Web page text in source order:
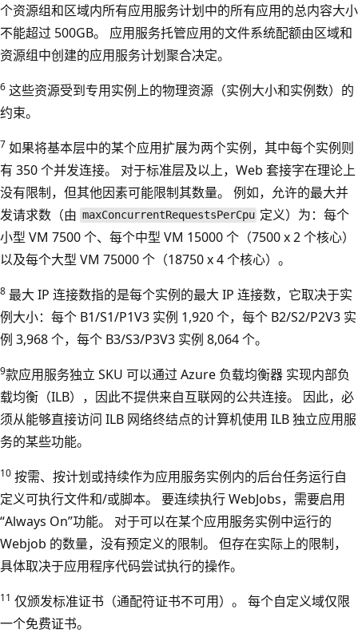
个资源组和区域内所有应用服务计划中的所有应用的总内容大小
不能超过 500GB。 应用服务托管应用的文件系统配额由区域和
资源组中创建的应用服务计划聚合决定。
6 这些资源受到专用实例上的物理资源（实例大小和实例数）的
约束。
7 如果将基本层中的某个应用扩展为两个实例，其中每个实例则
有 350 个并发连接。 对于标准层及以上，Web 套接字在理论上
没有限制，但其他因素可能限制其数量。 例如，允许的最大并
发请求数（由 maxConcurrentRequestsPerCpu 定义）为：每个
小型 VM 7500 个、每个中型 VM 15000 个（7500 x 2 个核心）
以及每个大型 VM 75000 个（18750 x 4 个核心）。
8 最大 IP 连接数指的是每个实例的最大 IP 连接数，它取决于实
例大小：每个 B1/S1/P1V3 实例 1,920 个，每个 B2/S2/P2V3 实
例 3,968 个，每个 B3/S3/P3V3 实例 8,064 个。
9款应用服务独立 SKU 可以通过 Azure 负载均衡器 实现内部负
载均衡（ILB），因此不提供来自互联网的公共连接。 因此，必
须从能够直接访问 ILB 网络终结点的计算机使用 ILB 独立应用服
务的某些功能。
10 按需、按计划或持续作为应用服务实例内的后台任务运行自
定义可执行文件和/或脚本。 要连续执行 WebJobs，需要启用
“Always On”功能。 对于可以在某个应用服务实例中运行的
Webjob 的数量，没有预定义的限制。 但存在实际上的限制，
具体取决于应用程序代码尝试执行的操作。
11 仅颁发标准证书（通配符证书不可用）。 每个自定义域仅限
一个免费证书。